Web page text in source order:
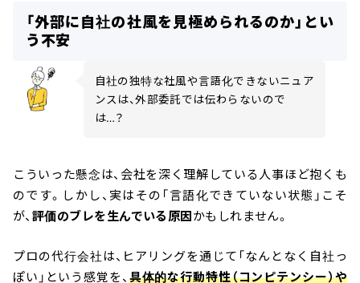
「外部に自社の社風を見極められるのか」とい
う不安
自社の独特な社風や言語化できないニュア
ンスは、外部委託では伝わらないので
は…？
こういった懸念は、会社を深く理解している人事ほど抱くも
のです。しかし、実はその「言語化できていない状態」こそ
が、 評価のブレを生んでいる原因 かもしれません。
プロの代行会社は、ヒアリングを通じて「なんとなく自社っ
ぽい」という感覚を、 具体的な行動特性（コンピテンシー）や